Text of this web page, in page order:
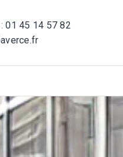
01 45 14 57 82